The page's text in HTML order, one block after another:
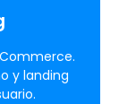
y landing